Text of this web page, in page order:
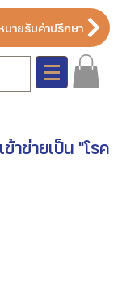
มายรับคำปรึกษา
าข่ายเป็น "โรค